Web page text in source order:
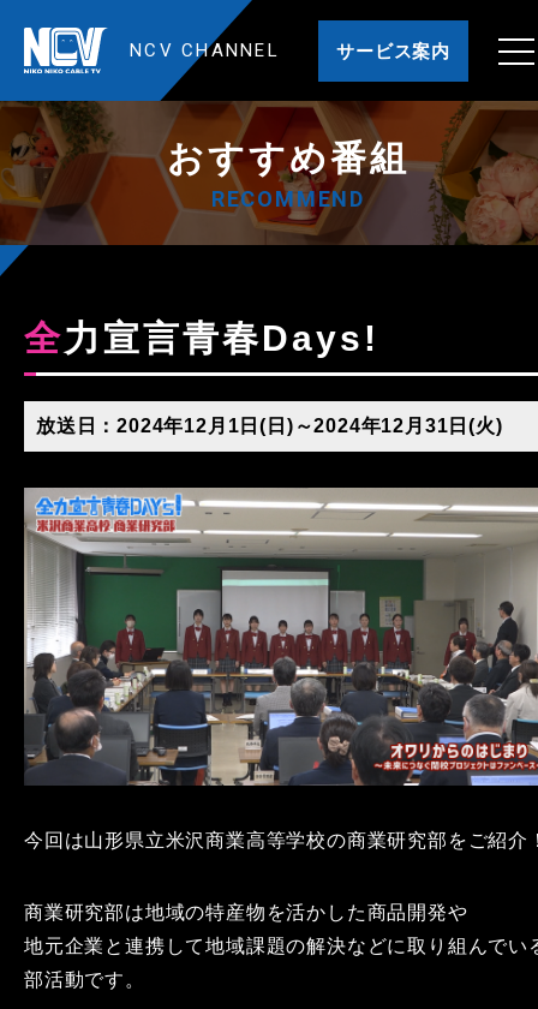
NCV CHANNEL サービス案内
おすすめ番組
RECOMMEND
全力宣言青春Days!
放送日：2024年12月1日(日)～2024年12月31日(火)
今回は山形県立米沢商業高等学校の商業研究部をご紹介
商業研究部は地域の特産物を活かした商品開発や
地元企業と連携して地域課題の解決などに取り組んでい
部活動です。